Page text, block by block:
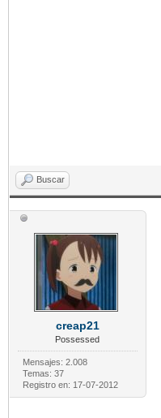
Buscar
creap21
Possessed
Mensajes: 2.008
Temas: 37
Registro en: 17-07-2012